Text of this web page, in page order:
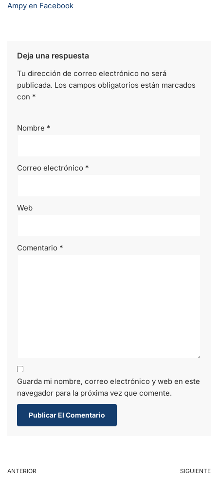
Ampy en Facebook
Deja una respuesta
Tu dirección de correo electrónico no será
publicada. Los campos obligatorios están marcados
con *
Nombre *
Correo electrónico *
Web
Comentario *
Guarda mi nombre, correo electrónico y web en este
navegador para la próxima vez que comente.
ANTERIOR SIGUIENTE